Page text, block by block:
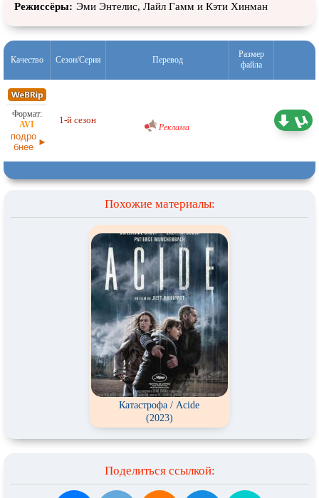
Режиссёры: Эми Энтелис, Лайл Гамм и Кэти Хинман
Качество Сезон/Серия Перевод
Размер
файла
подро
бнее
1-й сезон
Реклама
Похожие материалы:
Катастрофа / Acide
(2023)
Поделиться ссылкой: